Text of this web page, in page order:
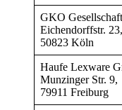
GKO
Eichendorffstr. 23,
50823 Köln
Haufe Lexware
Munzinger Str. 9,
79911 Freiburg